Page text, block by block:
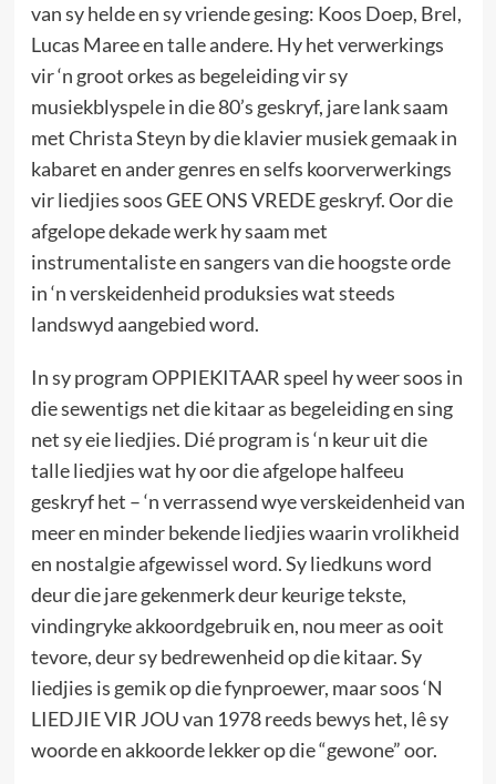
van sy helde en sy vriende gesing: Koos Doep, Brel,
Lucas Maree en talle andere. Hy het verwerkings
vir ‘n groot orkes as begeleiding vir sy
musiekblyspele in die 80’s geskryf, jare lank saam
met Christa Steyn by die klavier musiek gemaak in
kabaret en ander genres en selfs koorverwerkings
vir liedjies soos GEE ONS VREDE geskryf. Oor die
afgelope dekade werk hy saam met
instrumentaliste en sangers van die hoogste orde
in ‘n verskeidenheid produksies wat steeds
landswyd aangebied word.
In sy program OPPIEKITAAR speel hy weer soos in
die sewentigs net die kitaar as begeleiding en sing
net sy eie liedjies. Dié program is ‘n keur uit die
talle liedjies wat hy oor die afgelope halfeeu
geskryf het – ‘n verrassend wye verskeidenheid van
meer en minder bekende liedjies waarin vrolikheid
en nostalgie afgewissel word. Sy liedkuns word
deur die jare gekenmerk deur keurige tekste,
vindingryke akkoordgebruik en, nou meer as ooit
tevore, deur sy bedrewenheid op die kitaar. Sy
liedjies is gemik op die fynproewer, maar soos ‘N
LIEDJIE VIR JOU van 1978 reeds bewys het, lê sy
woorde en akkoorde lekker op die “gewone” oor.